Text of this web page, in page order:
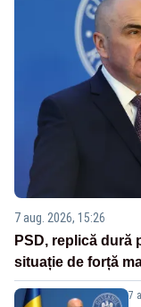
7 aug. 2026, 15:26
PSD, replică dură
situație de forță
7